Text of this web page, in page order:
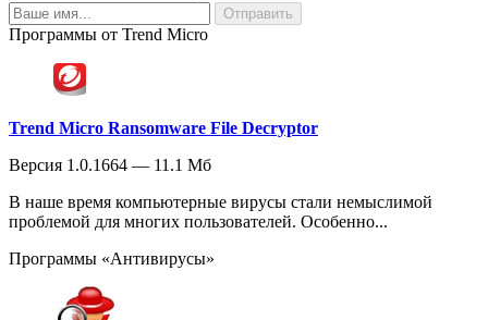
Программы от Trend Micro
Trend Micro Ransomware File Decryptor
Версия 1.0.1664 — 11.1 Мб
В наше время компьютерные вирусы стали немыслимой
проблемой для многих пользователей. Особенно...
Программы «Антивирусы»